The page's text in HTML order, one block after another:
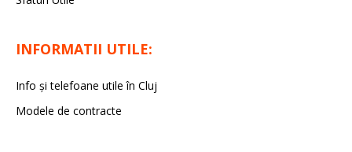
INFORMATII UTILE:
Info și telefoane utile în Cluj
Modele de contracte